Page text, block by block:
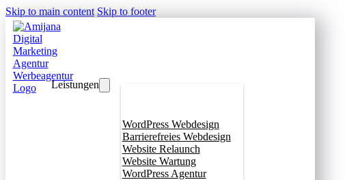
Skip to main content Skip to footer
Leistungen
WordPress Webdesign
Barrierefreies Webdesign
Website Relaunch
Website Wartung
WordPress Agentur